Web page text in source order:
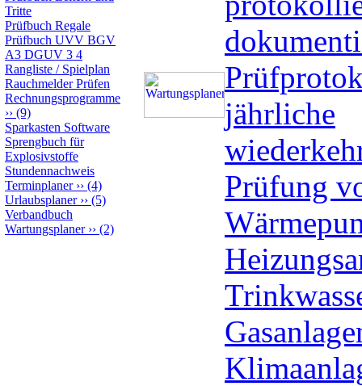
Tritte
Prüfbuch Regale
Prüfbuch UVV BGV
A3 DGUV 3 4
Rangliste / Spielplan
Rauchmelder Prüfen
Rechnungsprogramme
›› (9)
Sparkasten Software
Sprengbuch für
Explosivstoffe
Stundennachweis
Terminplaner›› (4)
Urlaubsplaner›› (5)
Verbandbuch
Wartungsplaner›› (2)
jährliche
Prüfung